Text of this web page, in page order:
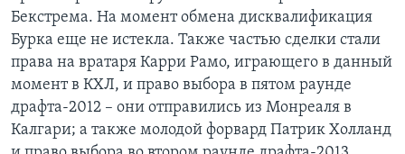
Бекстрема. На момент обмена дисквалификация
Бурка еще не истекла. Также частью сделки стали
права на вратаря Карри Рамо, играющего в данный
момент в КХЛ, и право выбора в пятом раунде
драфта-2012 – они отправились из Монреаля в
Калгари; а также молодой форвард Патрик Холланд